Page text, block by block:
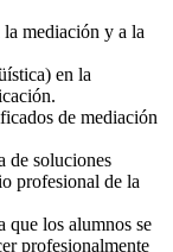
mediación y a la
en la
de mediación
de soluciones
profesional de la
que los alumnos se
profesionalmente